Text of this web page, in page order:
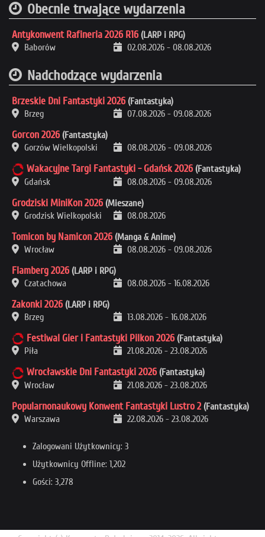
Obecnie trwające wydarzenia
Antykonwent Rafineria 2026 R16 (LARP i RPG)
Baborów
02.08.2026 - 08.08.2026
Nadchodzące wydarzenia
Brzeskie Dni Fantastyki 2026 (Fantastyka)
Brzeg
07.08.2026 - 09.08.2026
Gorcon 2026 (Fantastyka)
Gorzów Wielkopolski
08.08.2026 - 09.08.2026
Wakacyjne Targi Fantastyki - Gdańsk 2026 (Fantastyka)
Gdańsk
08.08.2026 - 09.08.2026
Grodziski MiniKon 2026 (Mieszane)
Grodzisk Wielkopolski
08.08.2026
Tomicon by Namicon 2026 (Manga & Anime)
Wrocław
08.08.2026 - 09.08.2026
Flamberg 2026 (LARP i RPG)
Czatachowa
08.08.2026 - 16.08.2026
Zakonki 2026 (LARP i RPG)
Brzeg
13.08.2026 - 16.08.2026
Festiwal Gier i Fantastyki Pilkon 2026 (Fantastyka)
Piła
21.08.2026 - 23.08.2026
Wrocławskie Dni Fantastyki 2026 (Fantastyka)
Wrocław
21.08.2026 - 23.08.2026
Popularnonaukowy Konwent Fantastyki Lustro 2 (Fantastyka)
Warszawa
22.08.2026 - 23.08.2026
Zalogowani Użytkownicy: 3
Użytkownicy Offline: 1,202
Gości: 3,278